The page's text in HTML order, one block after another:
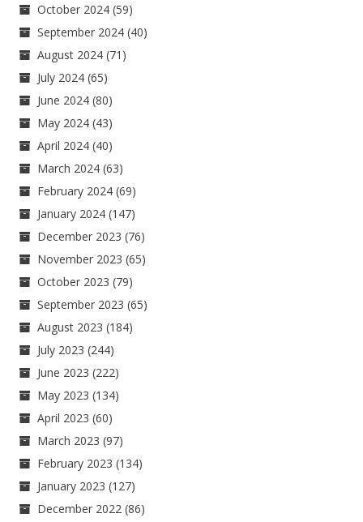
October 2024 (59)
September 2024 (40)
August 2024 (71)
July 2024 (65)
June 2024 (80)
May 2024 (43)
April 2024 (40)
March 2024 (63)
February 2024 (69)
January 2024 (147)
December 2023 (76)
November 2023 (65)
October 2023 (79)
September 2023 (65)
August 2023 (184)
July 2023 (244)
June 2023 (222)
May 2023 (134)
April 2023 (60)
March 2023 (97)
February 2023 (134)
January 2023 (127)
December 2022 (86)